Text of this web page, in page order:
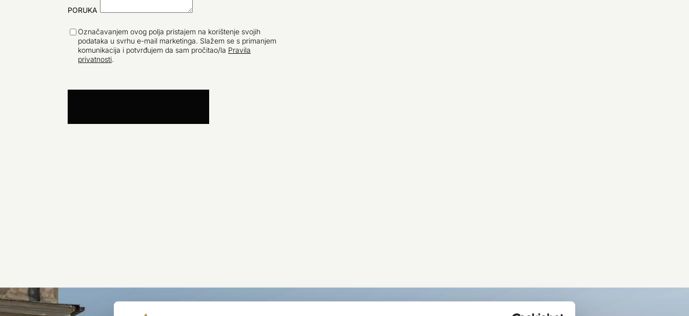
PORUKA
Označavanjem ovog polja pristajem na korištenje svojih
podataka u svrhu e-mail marketinga. Slažem se s primanjem
komunikacija i potvrđujem da sam pročitao/la Pravila
privatnosti.